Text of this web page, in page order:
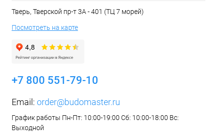
Тверь, Тверской пр-т 3А - 401 (ТЦ 7 морей)
Посмотреть на карте
+7 800 551-79-10
Email: order@budomaster.ru
График работы Пн-Пт: 10:00-19:00 Сб: 10:00-18:00 Вс:
Выходной